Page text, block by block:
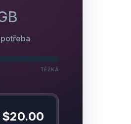
TĚŽKÁ
$20.00